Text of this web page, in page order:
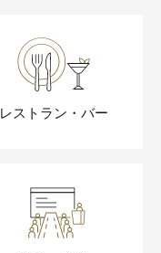
レストラン・バー